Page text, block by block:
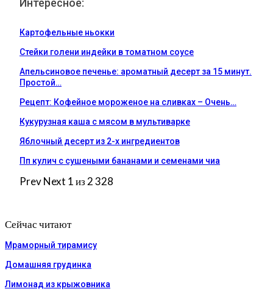
Интересное:
Картофельные ньокки
Стейки голени индейки в томатном соусе
Апельсиновое печенье: ароматный десерт за 15 минут.
Простой…
Рецепт: Кофейное мороженое на сливках – Очень…
Кукурузная каша с мясом в мультиварке
Яблочный десерт из 2-х ингредиентов
Пп кулич с сушеными бананами и семенами чиа
PrevNext 1 из 2 328
Сейчас читают
Мраморный тирамису
Домашняя грудинка
Лимонад из крыжовника